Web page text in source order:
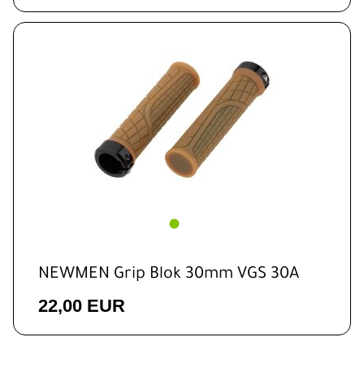
NEWMEN Grip Blok 30mm VGS 30A
22,00 EUR